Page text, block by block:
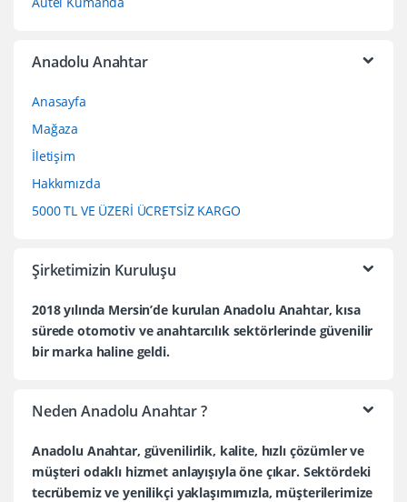
Anadolu Anahtar
Anasayfa
Mağaza
İletişim
Hakkımızda
5000 TL VE ÜZERİ ÜCRETSİZ KARGO
Şirketimizin Kuruluşu
2018 yılında Mersin’de kurulan Anadolu Anahtar, kısa
sürede otomotiv ve anahtarcılık sektörlerinde güvenilir
bir marka haline geldi.
Neden Anadolu Anahtar ?
Anadolu Anahtar, güvenilirlik, kalite, hızlı çözümler ve
müşteri odaklı hizmet anlayışıyla öne çıkar. Sektördeki
tecrübemiz ve yenilikçi yaklaşımımızla, müşterilerimize